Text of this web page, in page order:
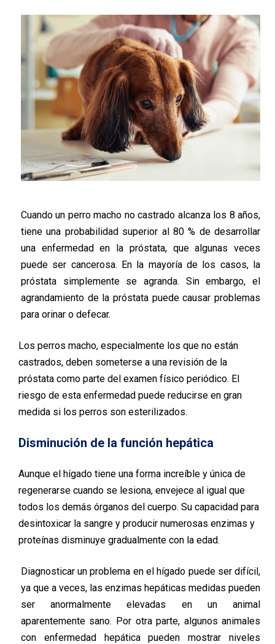
Cuando un perro macho no castrado alcanza los 8 años,
tiene una probabilidad superior al 80 % de desarrollar
una enfermedad en la próstata, que algunas veces
puede ser cancerosa. En la mayoría de los casos, la
próstata simplemente se agranda. Sin embargo, el
agrandamiento de la próstata puede causar problemas
para orinar o defecar.
Los perros macho, especialmente los que no están
castrados, deben someterse a una revisión de la
próstata como parte del examen físico periódico. El
riesgo de esta enfermedad puede reducirse en gran
medida si los perros son esterilizados.
Disminución de la función hepática
Aunque el hígado tiene una forma increíble y única de
regenerarse cuando se lesiona, envejece al igual que
todos los demás órganos del cuerpo. Su capacidad para
desintoxicar la sangre y producir numerosas enzimas y
proteínas disminuye gradualmente con la edad.
Diagnosticar un problema en el hígado puede ser difícil,
ya que a veces, las enzimas hepáticas medidas pueden
ser anormalmente elevadas en un animal
aparentemente sano. Por otra parte, algunos animales
con enfermedad hepática pueden mostrar niveles